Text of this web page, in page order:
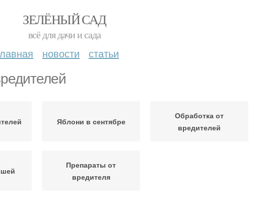
ЗЕЛЁНЫЙ САД
всё для дачи и сада
новости статьи
Яблони в сентябре
Обработка от
вредителей
Препараты от
вредителя